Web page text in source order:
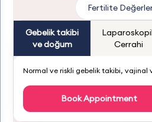
Fertilite
Gebelik takibi
ve doğum
Cerrahi
Normal ve riskli gebelik takibi, vajinal
Book Appointment